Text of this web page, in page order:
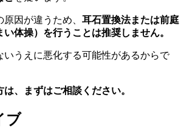
因が違うため、 耳石置換法または前庭
体操）を行うことは推奨しません。
いうえに悪化する可能性があるからで
、まずはご相談ください。
ブ